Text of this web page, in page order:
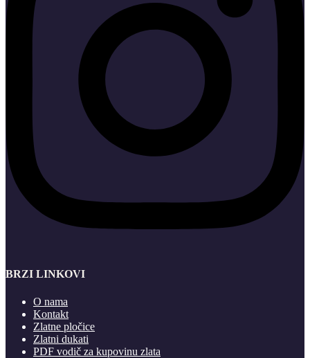
BRZI LINKOVI
O nama
Kontakt
Zlatne pločice
Zlatni dukati
PDF vodič za kupovinu zlata